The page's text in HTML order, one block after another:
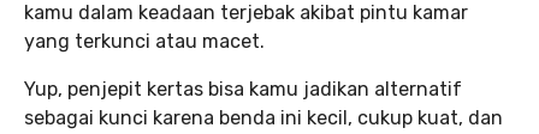
kamu dalam keadaan terjebak akibat pintu kamar
yang terkunci atau macet.
Yup, penjepit kertas bisa kamu jadikan alternatif
sebagai kunci karena benda ini kecil, cukup kuat, dan